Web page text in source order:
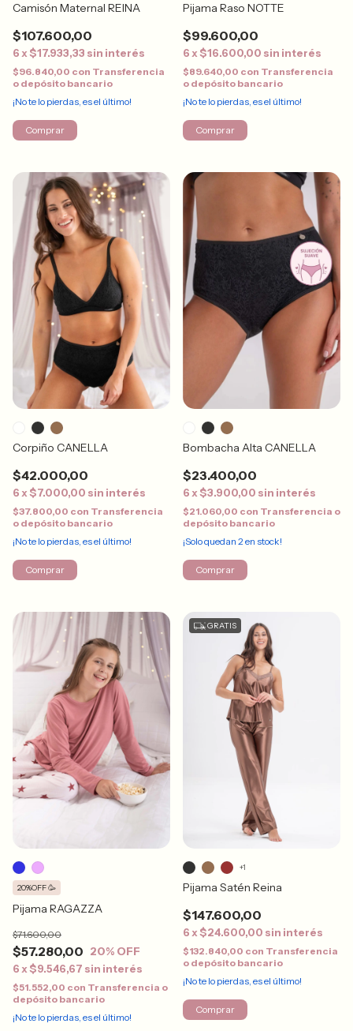
Camisón Maternal REINA
$107.600,00
6 x$17.933,33 sin interés
$96.840,00 con Transferencia
o depósito bancario
¡No te lo pierdas, es el último!
Comprar
Pijama Raso NOTTE
$99.600,00
6 x$16.600,00 sin interés
$89.640,00 con Transferencia
o depósito bancario
¡No te lo pierdas, es el último!
Comprar
Corpiño CANELLA
$42.000,00
6x$7.000,00 sin interés
$37.800,00 con Transferencia
o depósito bancario
¡No te lo pierdas, es el último!
Comprar
Bombacha Alta CANELLA
$23.400,00
6x$3.900,00 sin interés
$21.060,00 con Transferencia o
depósito bancario
¡Solo quedan 2en stock!
Comprar
Pijama RAGAZZA
$57.280,00
$71.600,00
20% OFF
6x$9.546,67 sin interés
20%OFF 🥳
$51.552,00 con Transferencia o
depósito bancario
¡No te lo pierdas, es el último!
GRATIS
Pijama Satén Reina
$147.600,00
6x$24.600,00 sin interés
$132.840,00 con Transferencia
o depósito bancario
¡No te lo pierdas, es el último!
+1
Comprar